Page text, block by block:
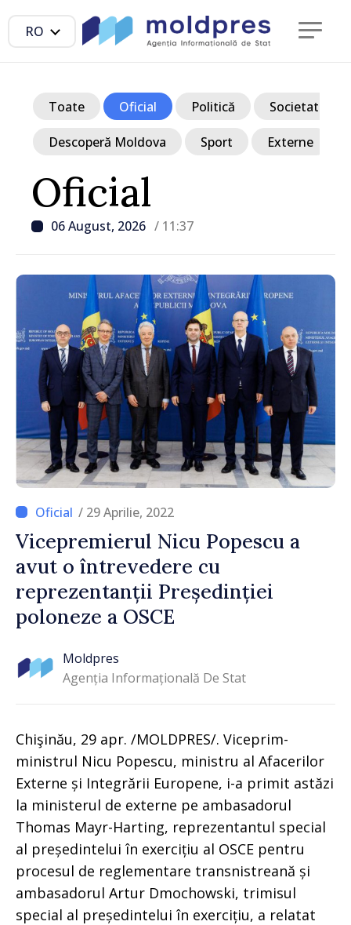
RO
Oficial
06 August, 2026 / 11:37
Toate Oficial Politică Societate
Descoperă Moldova Sport Externe
/ 29 Aprilie, 2022
Vicepremierul Nicu Popescu a
avut o întrevedere cu
reprezentanții Președinției
poloneze a OSCE
Moldpres
Agenția Informațională De Stat
Chişinău, 29 apr. /MOLDPRES/. Viceprim-
ministrul Nicu Popescu, ministru al Afacerilor
Externe și Integrării Europene, i-a primit astăzi
la ministerul de externe pe ambasadorul
Thomas Mayr-Harting, reprezentantul special
al președintelui în exercițiu al OSCE pentru
procesul de reglementare transnistreană și
ambasadorul Artur Dmochowski, trimisul
special al președintelui în exercițiu, a relatat